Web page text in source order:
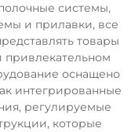
системы,
и прилавки, все
товары
привлекательном
оснащено
интегрированные
регулируемые
которые